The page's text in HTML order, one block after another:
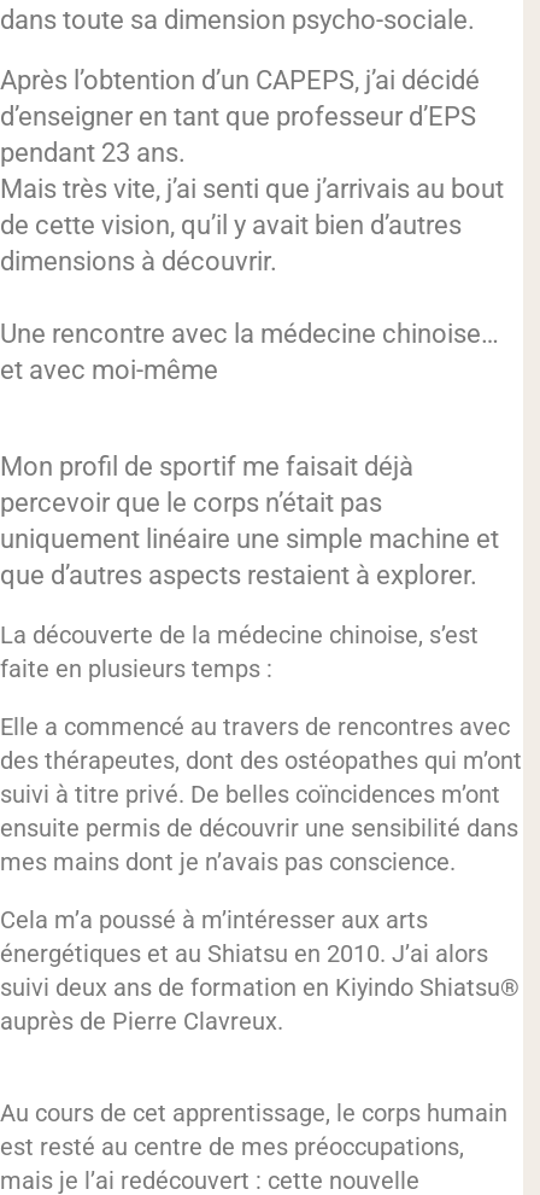
dans toute sa dimension psycho-sociale.
Après l’obtention d’un CAPEPS, j’ai décidé
d’enseigner en tant que professeur d’EPS
pendant 23 ans.
Mais très vite, j’ai senti que j’arrivais au bout
de cette vision, qu’il y avait bien d’autres
dimensions à découvrir.
Une rencontre avec la médecine chinoise…
et avec moi-même
Mon profil de sportif me faisait déjà
percevoir que le corps n’était pas
uniquement linéaire une simple machine et
que d’autres aspects restaient à explorer.
La découverte de la médecine chinoise, s’est
faite en plusieurs temps :
Elle a commencé au travers de rencontres avec
des thérapeutes, dont des ostéopathes qui m’ont
suivi à titre privé. De belles coïncidences m’ont
ensuite permis de découvrir une sensibilité dans
mes mains dont je n’avais pas conscience.
Cela m’a poussé à m’intéresser aux arts
énergétiques et au Shiatsu en 2010. J’ai alors
suivi deux ans de formation en Kiyindo Shiatsu®
auprès de Pierre Clavreux.
Au cours de cet apprentissage, le corps humain
est resté au centre de mes préoccupations,
mais je l’ai redécouvert : cette nouvelle